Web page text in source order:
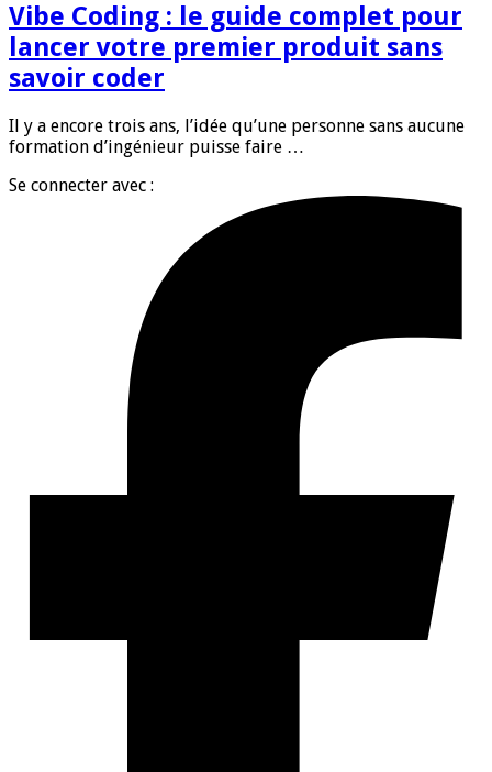
Vibe Coding : le guide complet pour
lancer votre premier produit sans
savoir coder
Il y a encore trois ans, l’idée qu’une personne sans aucune
formation d’ingénieur puisse faire …
Se connecter avec :